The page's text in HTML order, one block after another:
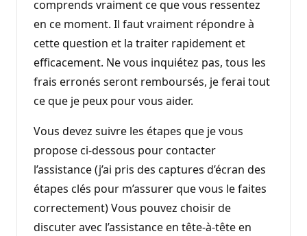
comprends vraiment ce que vous ressentez
en ce moment. Il faut vraiment répondre à
cette question et la traiter rapidement et
efficacement. Ne vous inquiétez pas, tous les
frais erronés seront remboursés, je ferai tout
ce que je peux pour vous aider.
Vous devez suivre les étapes que je vous
propose ci-dessous pour contacter
l’assistance (j’ai pris des captures d’écran des
étapes clés pour m’assurer que vous le faites
correctement) Vous pouvez choisir de
discuter avec l’assistance en tête-à-tête en